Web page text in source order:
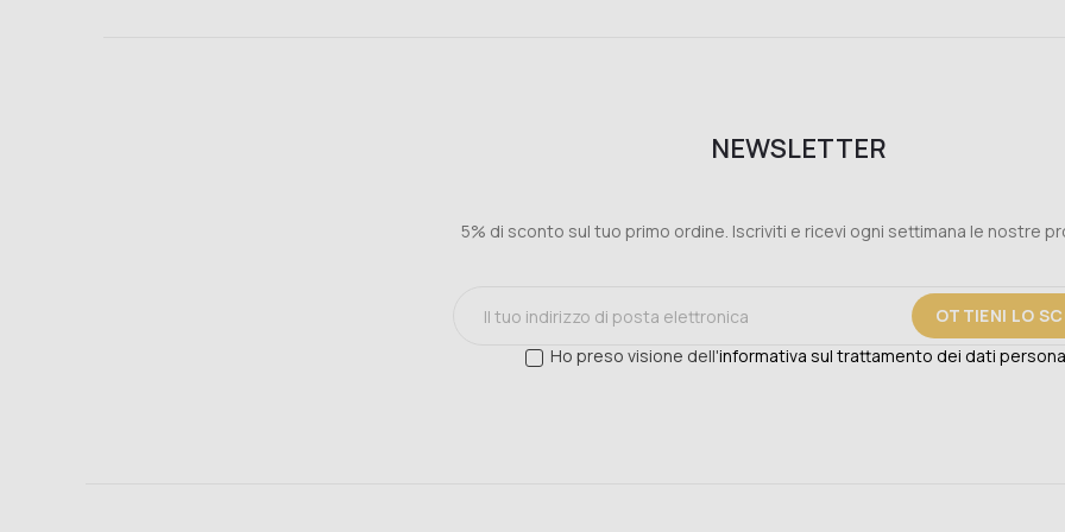
NEWSLETTER
5% di sconto sul tuo primo ordine. Iscriviti e ricevi ogni settimana le nostre
OTTIENI LO
Ho preso visione dell'informativa sul trattamento dei dati